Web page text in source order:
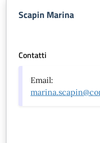
Scapin Marina
Contatti
Email: